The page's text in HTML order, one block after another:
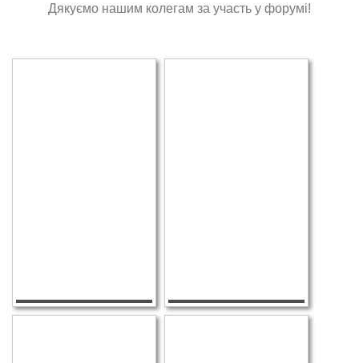
Дякуємо нашим колегам за участь у форумі!